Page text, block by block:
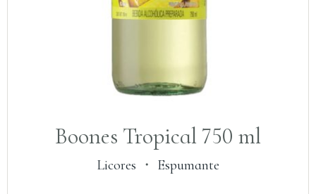
Boones Tropical 750 ml
Licores ・ Espumante